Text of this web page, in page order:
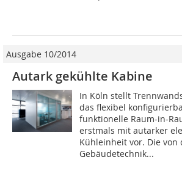
Ausgabe 10/2014
Autark gekühlte Kabine
In Köln stellt
das flexibel
funktionelle Raum-in-
erstmals mit autarker
Kühleinheit vor. Die von
Gebäudetechnik...